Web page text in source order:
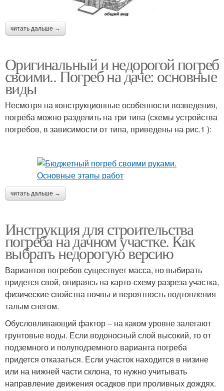
читать дальше →
Оригинальный и недорогой погреб
своими.. Погреб на даче: основные
виды
Несмотря на конструкционные особенности возведения,
погреба можно разделить на три типа (схемы устройства
погребов, в зависимости от типа, приведены на рис.1 ):
читать дальше →
Инструкция для строительства
погреба на дачном участке. Как
выбрать недорогую версию
Вариантов погребов существует масса, но выбирать
придется свой, опираясь на карто-схему разреза участка,
физические свойства почвы и вероятность подтопления
талым снегом.
Обусловливающий фактор – на каком уровне залегают
грунтовые воды. Если водоносный слой высокий, то от
подземного и полуподземного варианта погреба
придется отказаться. Если участок находится в низине
или на нижней части склона, то нужно учитывать
направление движения осадков при проливных дождях.